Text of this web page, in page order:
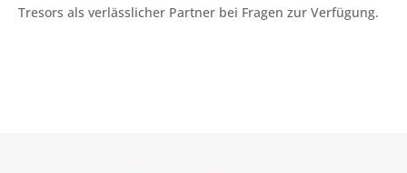
Tresors als verlässlicher Partner bei Fragen zur Verfügung.